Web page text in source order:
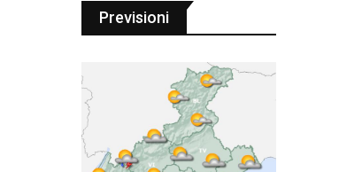
Previsioni